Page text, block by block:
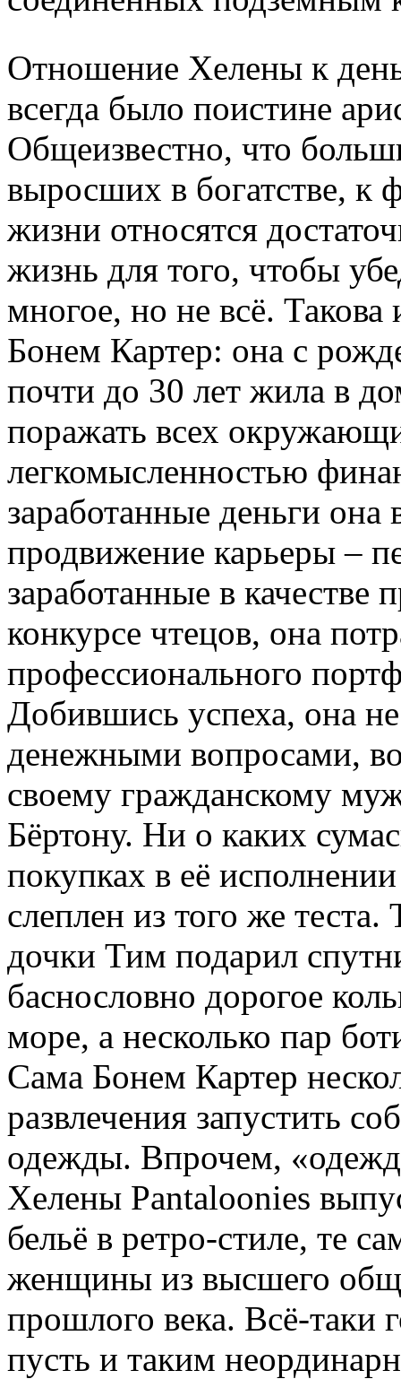
Отношение Хелены к
всегда было поистине
Общеизвестно, что
выросших в богатстве, к
жизни относятся
жизнь для того, чтобы
многое, но не всё.
Бонем Картер: она с
почти до 30 лет жила в
поражать всех
легкомысленностью
заработанные деньги она
продвижение карьеры –
заработанные в качестве
конкурсе чтецов, она
профессионального
Добившись успеха, она
денежными вопросами,
своему гражданскому
Бёртону. Ни о каких
покупках в её
слеплен из того же
дочки Тим подарил
баснословно дорогое
море, а несколько пар
Сама Бонем Картер
развлечения запустить
одежды. Впрочем,
Хелены Pantaloonies
бельё в ретро-стиле, те
женщины из высшего
прошлого века. Всё-таки
пусть и таким